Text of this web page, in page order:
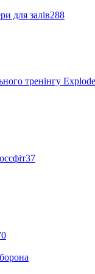
для залів288
тренінгу Explode
37